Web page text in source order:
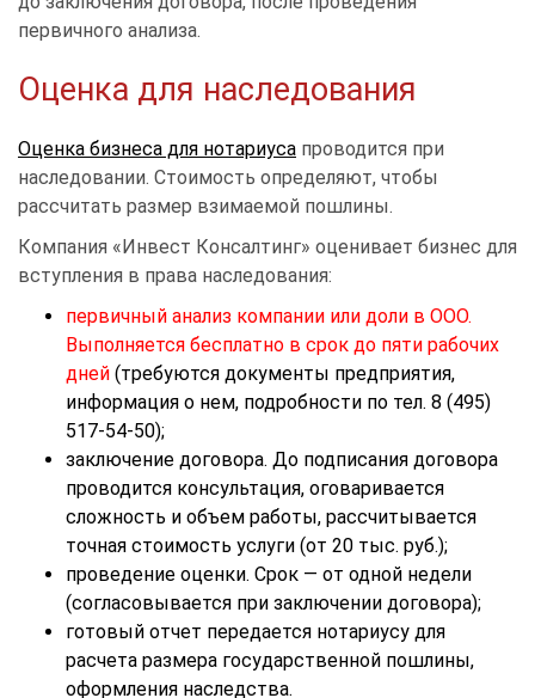
первичного анализа.
Оценка для наследования
Оценка бизнеса для нотариуса проводится при
наследовании. Стоимость определяют, чтобы
рассчитать размер взимаемой пошлины.
Компания «Инвест Консалтинг» оценивает бизнес для
вступления в права наследования:
первичный анализ компании или доли в ООО.
Выполняется бесплатно в срок до пяти рабочих
дней (требуются документы предприятия,
информация о нем, подробности по тел. 8 (495)
517-54-50);
заключение договора. До подписания договора
проводится консультация, оговаривается
сложность и объем работы, рассчитывается
точная стоимость услуги (от 20 тыс. руб.);
проведение оценки. Срок — от одной недели
(согласовывается при заключении договора);
готовый отчет передается нотариусу для
расчета размера государственной пошлины,
оформления наследства.